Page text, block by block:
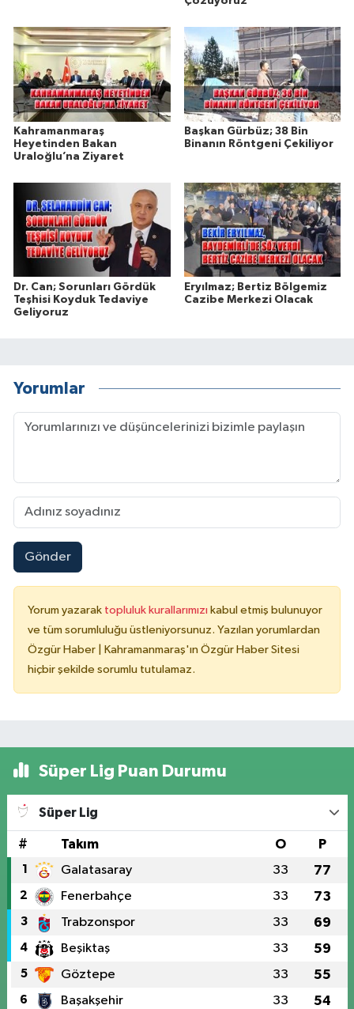
Kahramanmaraş
Heyetinden Bakan
Uraloğlu’na Ziyaret
Başkan Gürbüz; 38 Bin
Binanın Röntgeni Çekiliyor
Dr. Can; Sorunları Gördük
Teşhisi Koyduk Tedaviye
Geliyoruz
Eryılmaz; Bertiz Bölgemiz
Cazibe Merkezi Olacak
Yorumlar
Gönder
Yorum yazarak topluluk kurallarımızı kabul etmiş bulunuyor
ve tüm sorumluluğu üstleniyorsunuz. Yazılan yorumlardan
Özgür Haber | Kahramanmaraş'ın Özgür Haber Sitesi
hiçbir şekilde sorumlu tutulamaz.
Süper Lig Puan Durumu
Süper Lig
# Takım O P
1 Galatasaray 33 77
2 Fenerbahçe 33 73
3 Trabzonspor 33 69
4 Beşiktaş 33 59
5 Göztepe 33 55
6 Başakşehir 33 54